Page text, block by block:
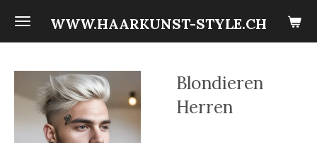
Zum
WWW.HAARKUNST-STYLE.CH
Blondieren
Herren